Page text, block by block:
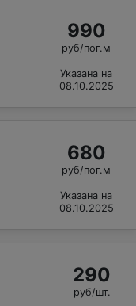
990
руб/пог.м
Указана на
08.10.2025
680
руб/пог.м
Указана на
08.10.2025
290
руб/шт.